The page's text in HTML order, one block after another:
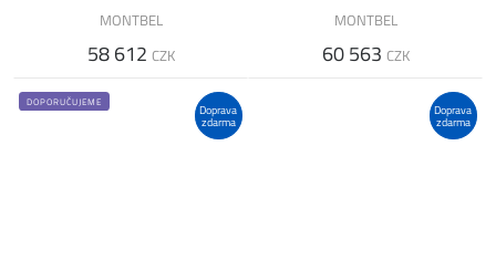
MONTBEL
58 612 CZK
MONTBEL
60 563 CZK
Doprava
zdarma
DOPORUČUJEME Doprava
zdarma